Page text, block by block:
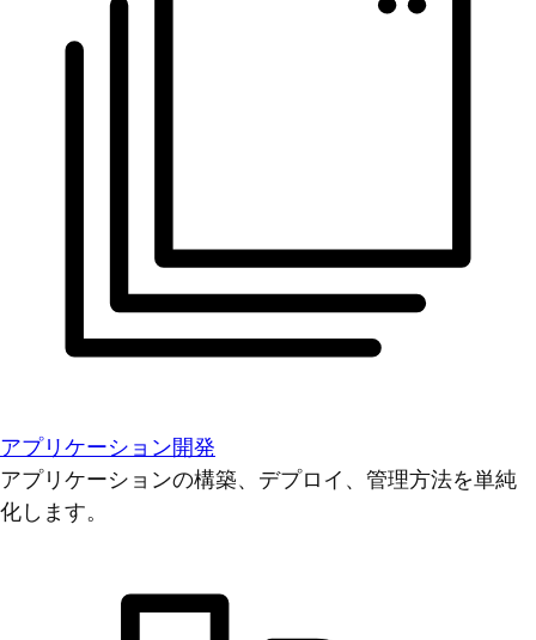
アプリケーション開発
アプリケーションの構築、デプロイ、管理方法を単純
化します。